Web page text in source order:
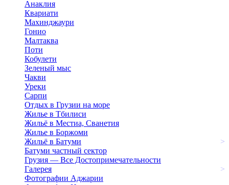
Анаклия
Квариати
Махинджаури
Гонио
Малтаква
Поти
Кобулети
Зеленый мыс
Чакви
Уреки
Сарпи
Отдых в Грузии на море
Жилье в Тбилиси
Жильё в Местиа, Сванетия
Жилье в Боржоми
Жильё в Батуми
>
Батуми частный сектор
Грузия — Все Достопримечательности
Галерея
>
Фотографии Аджарии